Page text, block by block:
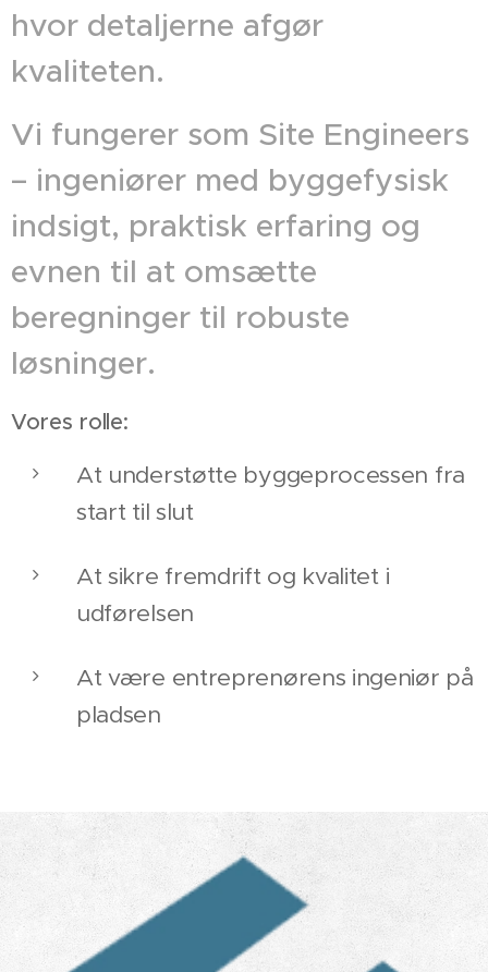
hvor detaljerne afgør
kvaliteten.
Vi fungerer som Site Engineers
– ingeniører med byggefysisk
indsigt, praktisk erfaring og
evnen til at omsætte
beregninger til robuste
løsninger.
Vores rolle:
At understøtte byggeprocessen fra
start til slut
At sikre fremdrift og kvalitet i
udførelsen
At være entreprenørens ingeniør på
pladsen